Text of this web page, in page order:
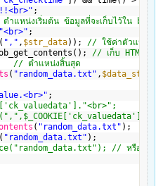
;
ำแหน่งเริ่มต้น ข้อมูลที่จะเก็บไว้ใ
"<br>" ;
( "," , $str_data)); // ใช้ค่าตัวแปรที่ก
// เก็บ HTML ที่
// ตำแหน่งสิ้นสุด
( "random_data.txt" , $data_static
;
( "random_data.txt" );
( "random_data.txt" );
// หรือใช้คำ